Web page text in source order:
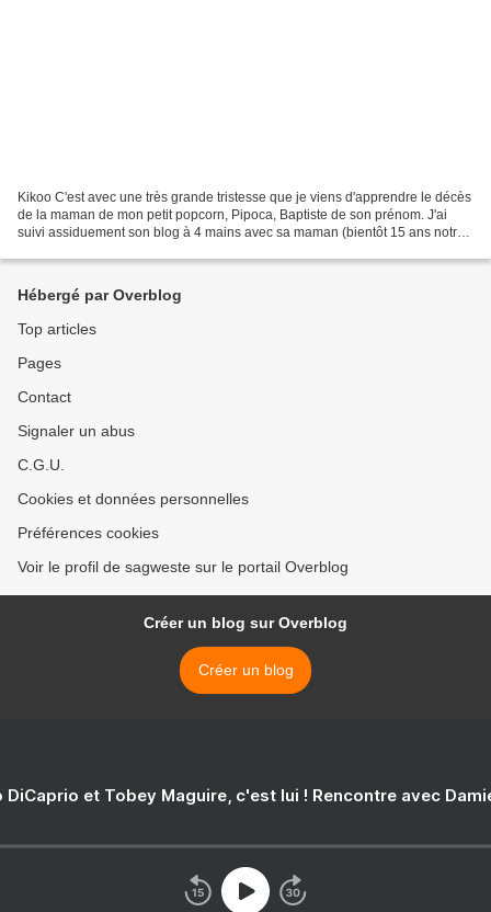
Kikoo C'est avec une très grande tristesse que je viens d'apprendre le décès
de la maman de mon petit popcorn, Pipoca, Baptiste de son prénom. J'ai
suivi assiduement son blog à 4 mains avec sa maman (bientôt 15 ans notre
Hébergé par Overblog
Top articles
Pages
Contact
Signaler un abus
C.G.U.
Cookies et données personnelles
Préférences cookies
Voir le profil de sagweste sur le portail Overblog
Créer un blog sur Overblog
Créer un blog
DiCaprio et Tobey Maguire, c'est lui ! Rencontre avec